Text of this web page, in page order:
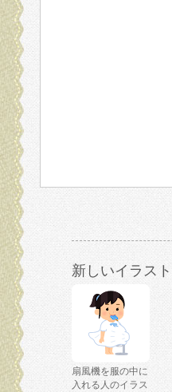
新しいイラスト
扇風機を服の中に
入れる人のイラス